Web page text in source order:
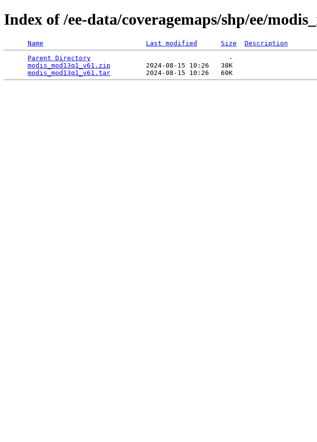
Index of /ee-data/coveragemaps/shp/ee/
Name Last modified Size
Description
Parent Directory
                                   -
modis_mod13q1_v61.zip
         2024-08-15 10:26   38K
modis_mod13q1_v61.tar